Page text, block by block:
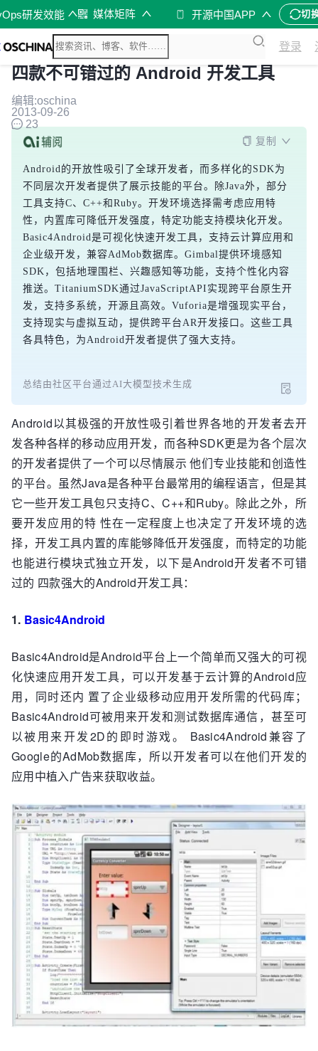
研发效能 媒体矩阵 开源中国APP 切
登录
四款不可错过的 Android 开发工具
编辑:oschina
2013-09-26
23
复制
Android的开放性吸引了全球开发者，而多样化的SDK为
不同层次开发者提供了展示技能的平台。除Java外，部分
工具支持C、C++和Ruby。开发环境选择需考虑应用特
性，内置库可降低开发强度，特定功能支持模块化开发。
Basic4Android是可视化快速开发工具，支持云计算应用和
企业级开发，兼容AdMob数据库。Gimbal提供环境感知
SDK，包括地理围栏、兴趣感知等功能，支持个性化内容
推送。TitaniumSDK通过JavaScriptAPI实现跨平台原生开
发，支持多系统，开源且高效。Vuforia是增强现实平台，
支持现实与虚拟互动，提供跨平台AR开发接口。这些工具
各具特色，为Android开发者提供了强大支持。
总结由社区平台通过AI大模型技术生成
Android以其极强的开放性吸引着世界各地的开发者去开
发各种各样的移动应用开发，而各种SDK更是为各个层次
的开发者提供了一个可以尽情展示 他们专业技能和创造性
的平台。虽然Java是各种平台最常用的编程语言，但是其
它一些开发工具包只支持C、C++和Ruby。除此之外，所
要开发应用的特 性在一定程度上也决定了开发环境的选
择，开发工具内置的库能够降低开发强度，而特定的功能
也能进行模块式独立开发，以下是Android开发者不可错
过的 四款强大的Android开发工具：
1. Basic4Android
Basic4Android是Android平台上一个简单而又强大的可视
化快速应用开发工具，可以开发基于云计算的Android应
用，同时还内 置了企业级移动应用开发所需的代码库；
Basic4Android可被用来开发和测试数据库通信，甚至可
以被用来开发2D的即时游戏。 Basic4Android兼容了
Google的AdMob数据库，所以开发者可以在他们开发的
应用中植入广告来获取收益。